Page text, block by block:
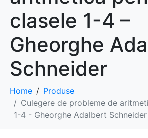
clasele 1-4 –
Gheorghe
Schneider
Home
Produse
Culegere de probleme de
1-4 - Gheorghe Adalbert Schneider